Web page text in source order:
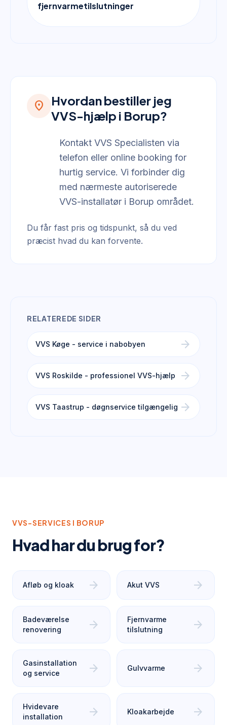
fjernvarmetilslutninger
location_on
Hvordan bestiller jeg
VVS-hjælp i Borup?
Kontakt VVS Specialisten via
telefon eller online booking for
hurtig service. Vi forbinder dig
med nærmeste autoriserede
VVS-installatør i Borup området.
Du får fast pris og tidspunkt, så du ved
præcist hvad du kan forvente.
RELATEREDE SIDER
VVS Køge - service i nabobyen arrow_forward
VVS Roskilde - professionel VVS-hjælp arrow_forward
VVS Taastrup - døgnservice tilgængelig arrow_forward
VVS-SERVICES I BORUP
Hvad har du brug for?
Afløb og kloak arrow_forward Akut VVS arrow_forward
Badeværelse
renovering
arrow_forward
Fjernvarme
tilslutning
arrow_forward
Gasinstallation
og service
arrow_forward Gulvvarme arrow_forward
Hvidevare
installation
arrow_forward Kloakarbejde arrow_forward